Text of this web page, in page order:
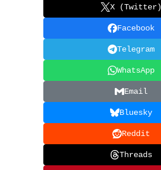
X (Twitter)
Facebook
Telegram
WhatsApp
Email
Bluesky
Reddit
Threads